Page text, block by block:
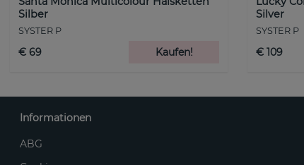
Silber
SYSTER P
€ 69 Kaufen!
Silver
SYSTER P
€ 109
Informationen
ABG